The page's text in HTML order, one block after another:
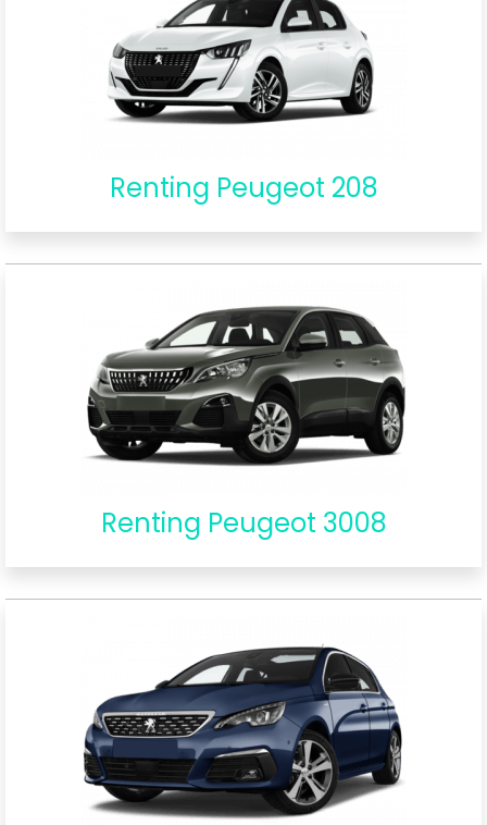
Renting Peugeot 208
Renting Peugeot 3008